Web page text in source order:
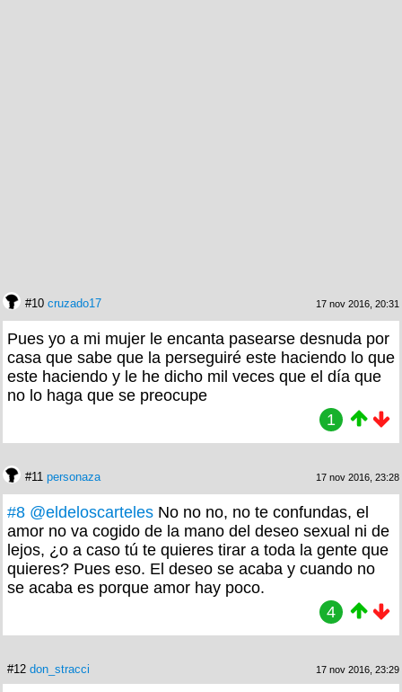
#10 cruzado17 17 nov 2016, 20:31
Pues yo a mi mujer le encanta pasearse desnuda por
casa que sabe que la perseguiré este haciendo lo que
este haciendo y le he dicho mil veces que el día que
no lo haga que se preocupe
1
#11 personaza 17 nov 2016, 23:28
#8 @eldeloscarteles No no no, no te confundas, el
amor no va cogido de la mano del deseo sexual ni de
lejos, ¿o a caso tú te quieres tirar a toda la gente que
quieres? Pues eso. El deseo se acaba y cuando no
se acaba es porque amor hay poco.
4
#12 don_stracci 17 nov 2016, 23:29